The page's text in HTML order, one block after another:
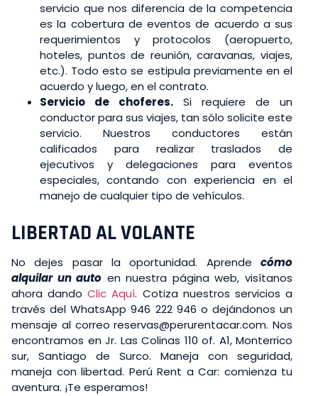
servicio que nos diferencia de la competencia
es la cobertura de eventos de acuerdo a sus
requerimientos y protocolos (aeropuerto,
hoteles, puntos de reunión, caravanas, viajes,
etc.). Todo esto se estipula previamente en el
acuerdo y luego, en el contrato.
Servicio de choferes. Si requiere de un
conductor para sus viajes, tan sólo solicite este
servicio. Nuestros conductores están
calificados para realizar traslados de
ejecutivos y delegaciones para eventos
especiales, contando con experiencia en el
manejo de cualquier tipo de vehículos.
LIBERTAD AL VOLANTE
No dejes pasar la oportunidad. Aprende cómo
alquilar un auto en nuestra página web, visítanos
ahora dandoClic Aquí. Cotiza nuestros servicios a
través del WhatsApp 946 222 946 o dejándonos un
mensaje al correoreservas@perurentacar.com. Nos
encontramos en Jr. Las Colinas 110 of. A1, Monterrico
sur, Santiago de Surco. Maneja con seguridad,
maneja con libertad. Perú Rent a Car: comienza tu
aventura. ¡Te esperamos!